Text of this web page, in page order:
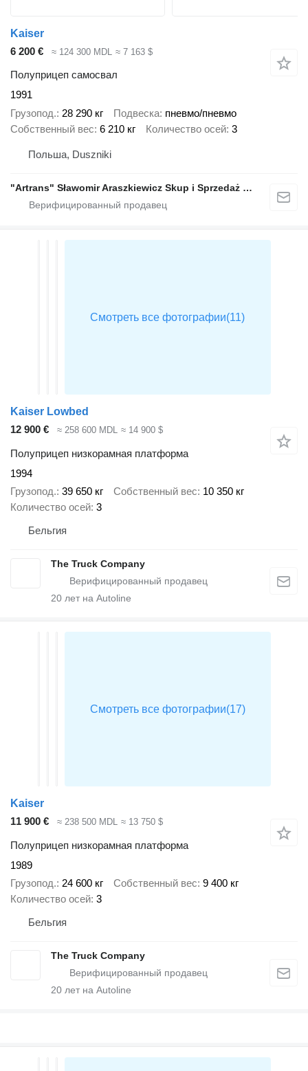
Kaiser
6 200 €
≈ 124 300 MDL ≈ 7 163 $
Полуприцеп самосвал
1991
Грузопод. 28 290 кг Подвеска пневмо/пневмо
Собственный вес 6 210 кг Количество осей 3
Польша, Duszniki
"Artrans" Sławomir Araszkiewicz Skup i Sprzedaż Samochodów Ciężarowych
Kaiser Lowbed
12 900 €
≈ 258 600 MDL ≈ 14 900 $
Полуприцеп низкорамная платформа
1994
Грузопод. 39 650 кг Собственный вес 10 350 кг
Количество осей 3
Бельгия
The Truck Company
20 лет на Autoline
Kaiser
11 900 €
≈ 238 500 MDL ≈ 13 750 $
Полуприцеп низкорамная платформа
1989
Грузопод. 24 600 кг Собственный вес 9 400 кг
Количество осей 3
Бельгия
The Truck Company
20 лет на Autoline